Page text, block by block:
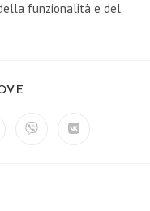
funzionalità e del
Opens Opens